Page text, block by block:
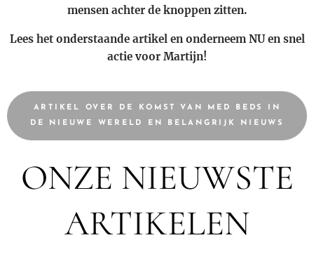
mensen achter de knoppen zitten.
Lees het onderstaande artikel en onderneem NU en snel
actie voor Martijn!
ARTIKEL OVER DE KOMST VAN MED BEDS IN
DE NIEUWE WERELD EN BELANGRIJK NIEUWS
ONZE NIEUWSTE
ARTIKELEN